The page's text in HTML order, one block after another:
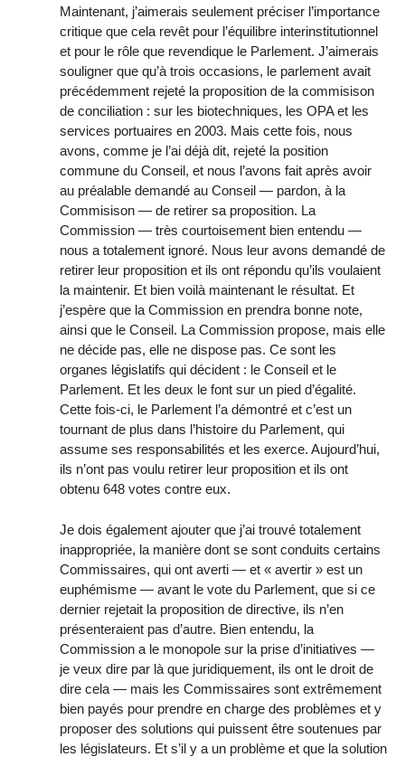
Maintenant, j’aimerais seulement préciser l’importance
critique que cela revêt pour l’équilibre interinstitutionnel
et pour le rôle que revendique le Parlement. J’aimerais
souligner que qu’à trois occasions, le parlement avait
précédemment rejeté la proposition de la commisison
de conciliation : sur les biotechniques, les OPA et les
services portuaires en 2003. Mais cette fois, nous
avons, comme je l’ai déjà dit, rejeté la position
commune du Conseil, et nous l’avons fait après avoir
au préalable demandé au Conseil — pardon, à la
Commisison — de retirer sa proposition. La
Commission — très courtoisement bien entendu —
nous a totalement ignoré. Nous leur avons demandé de
retirer leur proposition et ils ont répondu qu’ils voulaient
la maintenir. Et bien voilà maintenant le résultat. Et
j’espère que la Commission en prendra bonne note,
ainsi que le Conseil. La Commission propose, mais elle
ne décide pas, elle ne dispose pas. Ce sont les
organes législatifs qui décident : le Conseil et le
Parlement. Et les deux le font sur un pied d’égalité.
Cette fois-ci, le Parlement l’a démontré et c’est un
tournant de plus dans l’histoire du Parlement, qui
assume ses responsabilités et les exerce. Aujourd’hui,
ils n’ont pas voulu retirer leur proposition et ils ont
obtenu 648 votes contre eux.
Je dois également ajouter que j’ai trouvé totalement
inappropriée, la manière dont se sont conduits certains
Commissaires, qui ont averti — et « avertir » est un
euphémisme — avant le vote du Parlement, que si ce
dernier rejetait la proposition de directive, ils n’en
présenteraient pas d’autre. Bien entendu, la
Commission a le monopole sur la prise d’initiatives —
je veux dire par là que juridiquement, ils ont le droit de
dire cela — mais les Commissaires sont extrêmement
bien payés pour prendre en charge des problèmes et y
proposer des solutions qui puissent être soutenues par
les législateurs. Et s’il y a un problème et que la solution